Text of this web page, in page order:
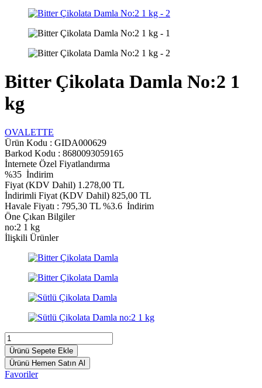
Bitter Çikolata Damla No:2 1
kg
OVALETTE
Ürün Kodu : GIDA000629
Barkod Kodu : 8680093059165
İnternete Özel Fiyatlandırma
%35 İndirim
Fiyat (KDV Dahil) 1.278,00 TL
İndirimli Fiyat (KDV Dahil) 825,00 TL
Havale Fiyatı : 795,30 TL %3.6 İndirim
Öne Çıkan Bilgiler
no:2 1 kg
İlişkili Ürünler
Ürünü Sepete Ekle
Ürünü Hemen Satın Al
Favoriler